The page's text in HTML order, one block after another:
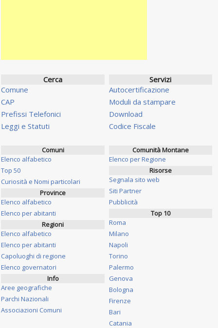
Cerca
Comune
CAP
Prefissi Telefonici
Leggi e Statuti
Servizi
Autocertificazione
Moduli da stampare
Download
Codice Fiscale
Comuni
Elenco alfabetico
Top 50
Curiosità e Nomi particolari
Province
Elenco alfabetico
Elenco per abitanti
Regioni
Elenco alfabetico
Elenco per abitanti
Capoluoghi di regione
Elenco governatori
Info
Aree geografiche
Parchi Nazionali
Associazioni Comuni
Comunità Montane
Elenco per Regione
Risorse
Segnala sito web
Siti Partner
Pubblicità
Top 10
Roma
Milano
Napoli
Torino
Palermo
Genova
Bologna
Firenze
Bari
Catania